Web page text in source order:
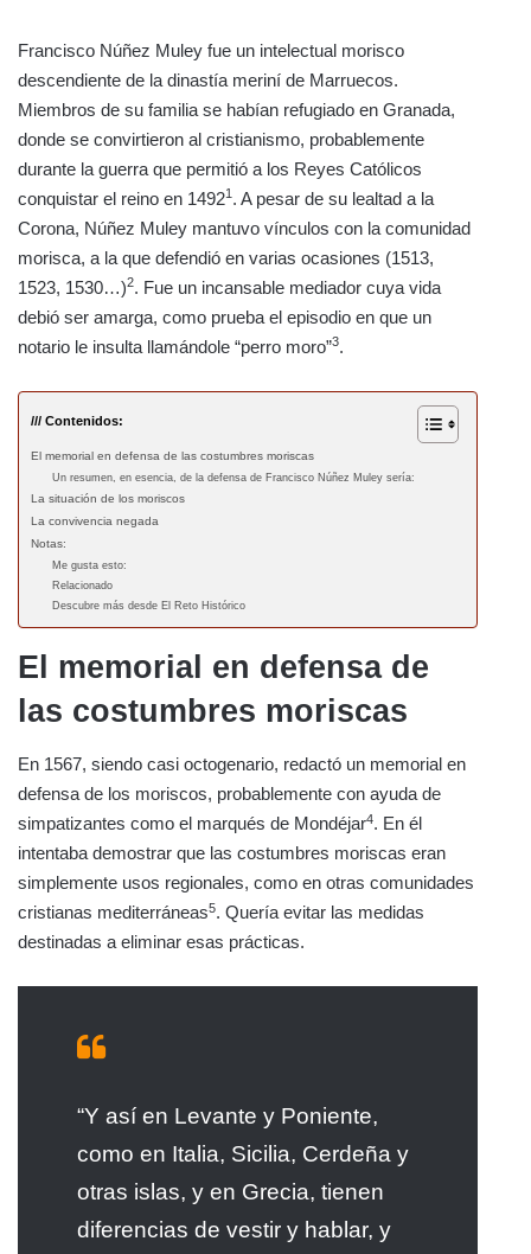
Francisco Núñez Muley fue un intelectual morisco
descendiente de la dinastía meriní de Marruecos.
Miembros de su familia se habían refugiado en Granada,
donde se convirtieron al cristianismo, probablemente
durante la guerra que permitió a los Reyes Católicos
conquistar el reino en 14921 . A pesar de su lealtad a la
Corona, Núñez Muley mantuvo vínculos con la comunidad
morisca, a la que defendió en varias ocasiones (1513,
1523, 1530…)2. Fue un incansable mediador cuya vida
debió ser amarga, como prueba el episodio en que un
notario le insulta llamándole “perro moro”3.
/// Contenidos:
El memorial en defensa de las costumbres moriscas
Un resumen, en esencia, de la defensa de Francisco Núñez Muley sería:
La situación de los moriscos
La convivencia negada
Notas:
Me gusta esto:
Relacionado
Descubre más desde El Reto Histórico
El memorial en defensa de
las costumbres moriscas
En 1567, siendo casi octogenario, redactó un memorial en
defensa de los moriscos, probablemente con ayuda de
simpatizantes como el marqués de Mondéjar4. En él
intentaba demostrar que las costumbres moriscas eran
simplemente usos regionales, como en otras comunidades
cristianas mediterráneas5. Quería evitar las medidas
destinadas a eliminar esas prácticas.
“Y así en Levante y Poniente,
como en Italia, Sicilia, Cerdeña y
otras islas, y en Grecia, tienen
diferencias de vestir y hablar, y